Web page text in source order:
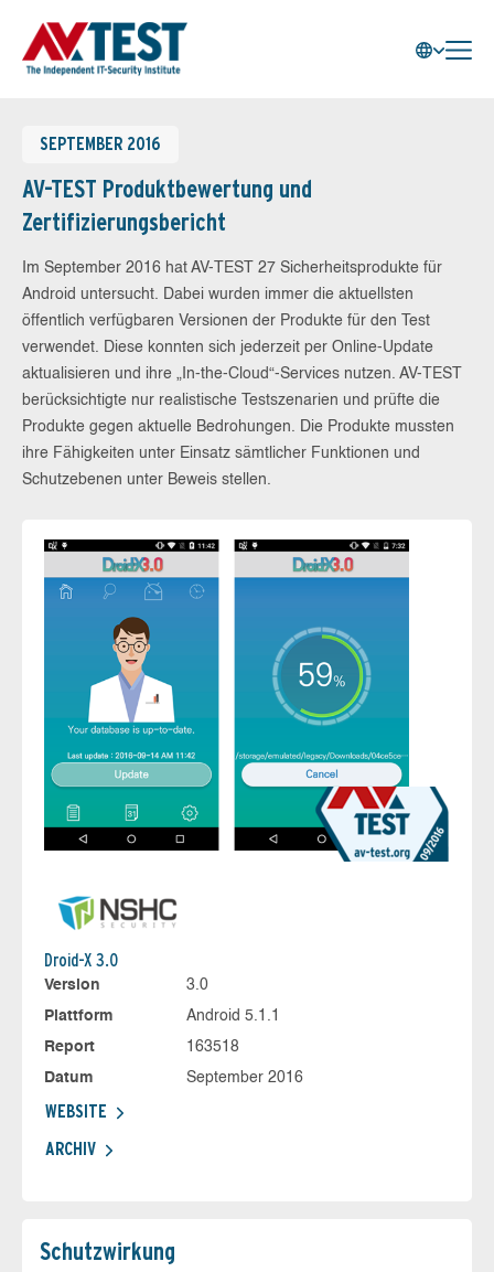
SEPTEMBER 2016
AV-TEST Produktbewertung und
Zertifizierungsbericht
Im September 2016 hat AV-TEST 27 Sicherheitsprodukte für
Android untersucht. Dabei wurden immer die aktuellsten
öffentlich verfügbaren Versionen der Produkte für den Test
verwendet. Diese konnten sich jederzeit per Online-Update
aktualisieren und ihre „In-the-Cloud“-Services nutzen. AV-TEST
berücksichtigte nur realistische Testszenarien und prüfte die
Produkte gegen aktuelle Bedrohungen. Die Produkte mussten
ihre Fähigkeiten unter Einsatz sämtlicher Funktionen und
Schutzebenen unter Beweis stellen.
Droid-X 3.0
Version
3.0
Plattform
Android 5.1.1
Report
163518
Datum
September 2016
WEBSITE
ARCHIV
Schutz­wirkung